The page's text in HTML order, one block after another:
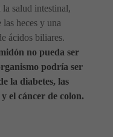
la salud intestinal,
heces y una
ácidos biliares.
no pueda ser
podría ser
la diabetes, las
el cáncer de colon.